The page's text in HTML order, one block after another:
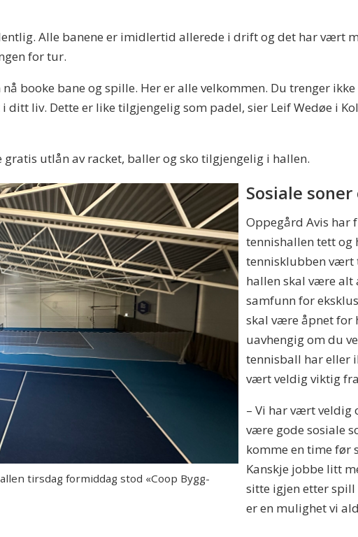
Alle banene er imidlertid allerede i drift og det har vært
for tur.
booke bane og spille. Her er alle velkommen. Du trenger
ditt liv. Dette er like tilgjengelig som padel, sier Leif Wedøe i
utlån av racket, baller og sko tilgjengelig i hallen.
tirsdag formiddag stod «Coop Bygg-
Sosiale
Oppegård Avis har
tennishallen tett og
tennisklubben vært
hallen skal være alt
samfunn for
skal være åpnet for
uavhengig om du
tennisball har eller
vært veldig viktig
– Vi har vært veldig
være gode sosiale
komme en time før
Kanskje jobbe litt
sitte igjen etter spill
er en mulighet vi